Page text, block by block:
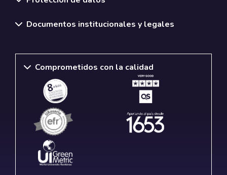
Documentos institucionales y legales
Comprometidos con la calidad